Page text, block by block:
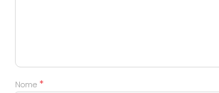
Nome *